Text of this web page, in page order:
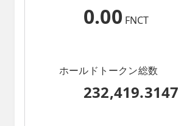
0.00 FNCT
ホールドトークン総数
232,419.3147